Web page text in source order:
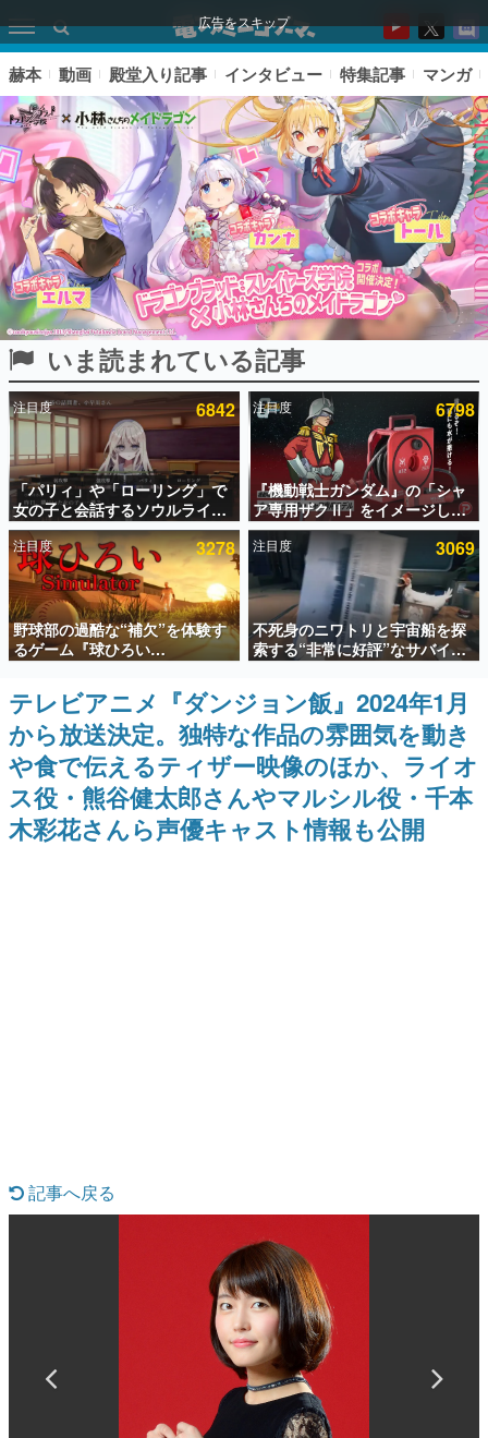
広告をスキップ
ピックアップ
電ファミのいま読まれている記事ランキング
アプリセール情報
インタビュー
連載・特集一覧
殿堂入り記事
SNS拡散数が数千以上！ ページビュー数万以上！ などな
ど。多くの人々に読まれた、電ファミ渾身の“殿堂入り”記
事をまとめました。
ゲームの企画書
名作ゲームクリエイターの方々に製作時のエピソードをお
聞きし、ヒットする企画（ゲーム）とは何か？を探ってい
きます。
赫本
この物語を解いてはいけない。『赫本』は、〈試験問題〉
の形をした短編ホラー小説集です。
なんでゲームは面白い？
ゲーム開発者・hamatsu氏がゲームの魅力を画面や操作の
具体的な形から解き明かしていく、硬派で骨太な評論連載
ゲームが変えた日本語
「経験値」「裏技」「ラスボス」… ゲームにまつわる言葉
の起源や用法の変遷を、コンピューター文化史研究家・タ
イニーP氏が徹底調査。
赫本 動画 殿堂入り記事 インタビュー 特集記事 マンガ
いま読まれている記事
注目度 6842
「パリィ」や「ローリング」で
女の子と会話するソウルライク
恋愛ゲーム『小早川さんはソウ
ルライク』無料公開。返事に失
敗すると「YOU DIED」
注目度 6798
『機動戦士ガンダム』の「シャ
ア専用ザクⅡ」をイメージした
散水ホースリールが予約開始。
本体にはシャアのパーソナルマ
ークやジオン公国軍のエンブレ
ム、型式番号などを配置
注目度 3278
野球部の過酷な“補欠”を体験す
るゲーム『球ひろい
Simulator』が「1件」のウィッ
シュリストをもとにチェコ語に
対応しSNSで話題に。『キング
ダム・カム』開発元やチェコの
プロ野球選手から称賛の声
注目度 3069
不死身のニワトリと宇宙船を探
索する“非常に好評”なサバイバ
ルゲーム『Breathedge』が無
料で配布中。入手できる期間は8
月10日まで
テレビアニメ『ダンジョン飯』2024年1月
から放送決定。独特な作品の雰囲気を動き
や食で伝えるティザー映像のほか、ライオ
ス役・熊谷健太郎さんやマルシル役・千本
木彩花さんら声優キャスト情報も公開
記事へ戻る